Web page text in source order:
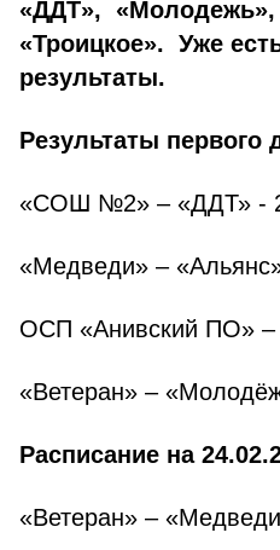
«ДДТ», «Молодежь»,
«Троицкое». Уже
результаты.
Результаты первого
«СОШ №2» – «ДДТ» -
«Медведи» –
ОСП «Анивский ПО» –
«Ветеран» –
Расписание на
«Ветеран» –